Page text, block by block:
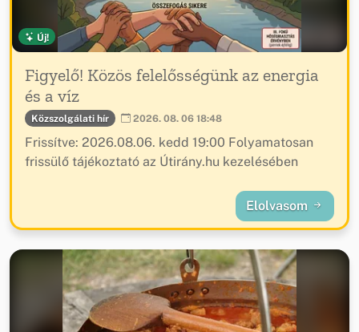
Új!
Figyelő! Közös felelősségünk az energia
és a víz
Közszolgálati hír 2026. 08. 06 18:48
Frissítve: 2026.08.06. kedd 19:00 Folyamatosan
frissülő tájékoztató az Útirány.hu kezelésében
Elolvasom